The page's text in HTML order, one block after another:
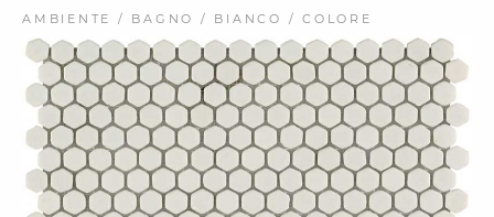
AMBIENTE / BAGNO / BIANCO / COLORE